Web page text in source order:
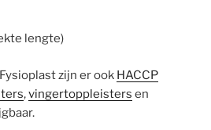
lengte)
zijn er ook HACCP
,vingertoppleisters en